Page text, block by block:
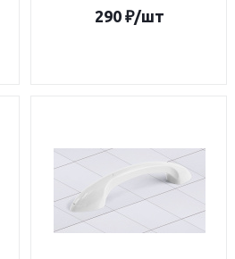
290₽/шт